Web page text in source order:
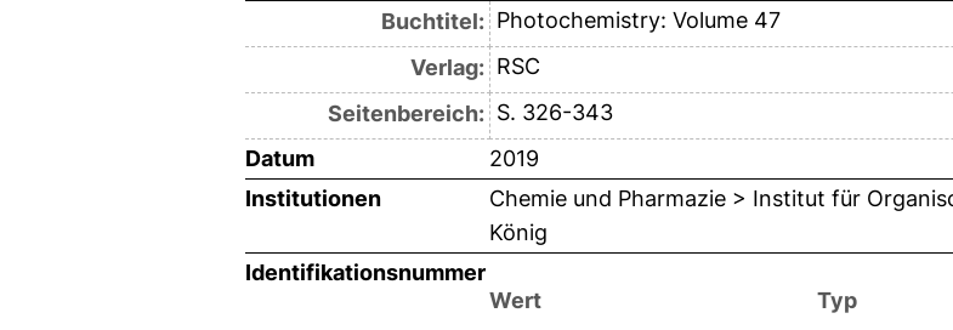
Buchtitel: Photochemistry: Volume 47
Verlag: RSC
Seitenbereich: S. 326-343
Datum
2019
Institutionen
Chemie und Pharmazie > Institut für
König
Identifikationsnummer
Wert
Typ